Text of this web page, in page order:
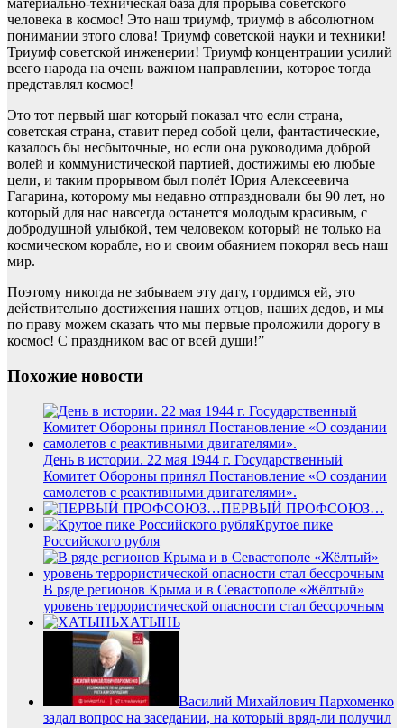
материально-техническая база для прорыва советского
человека в космос! Это наш триумф, триумф в абсолютном
понимании этого слова! Триумф советской науки и техники!
Триумф советской инженерии! Триумф концентрации усилий
всего народа на очень важном направлении, которое тогда
представлял космос!
Это тот первый шаг который показал что если страна,
советская страна, ставит перед собой цели, фантастические,
казалось бы несбыточные, но если она руководима доброй
волей и коммунистической партией, достижимы ею любые
цели, и таким прорывом был полёт Юрия Алексеевича
Гагарина, которому мы недавно отпраздновали бы 90 лет, но
который для нас навсегда останется молодым красивым, с
добродушной улыбкой, тем человеком который не только на
космическом корабле, но и своим обаянием покорял весь наш
мир.
Поэтому никогда не забываем эту дату, гордимся ей, это
действительно достижения наших отцов, наших дедов, и мы
по праву можем сказать что мы первые проложили дорогу в
космос! С праздником вас от всей души!”
Похожие новости
День в истории. 22 мая 1944 г. Государственный
Комитет Обороны принял Постановление «О создании
самолетов с реактивными двигателями».
ПЕРВЫЙ ПРОФСОЮЗ…
Крутое пике
Российского рубля
В ряде регионов Крыма и в Севастополе «Жёлтый»
уровень террористической опасности стал бессрочным
ХАТЫНЬ
Василий Михайлович Пархоменко
задал вопрос на заседании, на который вряд-ли получил